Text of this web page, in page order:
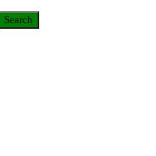
Search